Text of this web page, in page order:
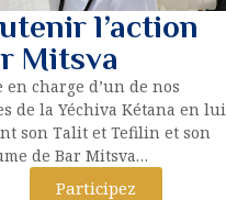
l’action
Mitsva
en charge d’un de nos
de la Yéchiva Kétana en lui
son Talit et Tefilin et son
de Bar Mitsva…
Participez